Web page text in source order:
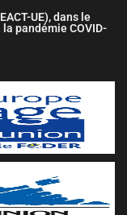
UE), dans le
pandémie COVID-